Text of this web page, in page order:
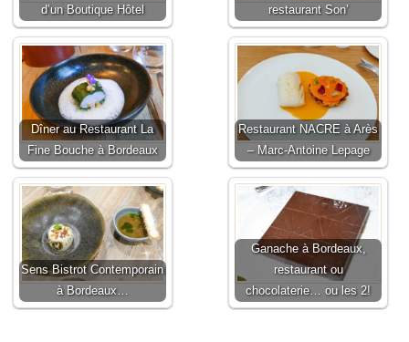
d’un Boutique Hôtel
restaurant Son’
Dîner au Restaurant La
Fine Bouche à Bordeaux
Restaurant NACRE à Arès
– Marc-Antoine Lepage
Sens Bistrot Contemporain
à Bordeaux…
Ganache à Bordeaux,
restaurant ou
chocolaterie… ou les 2!